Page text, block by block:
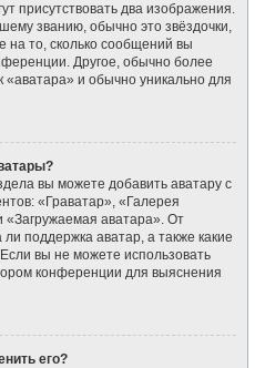
присутствовать два изображения.
званию, обычно это звёздочки,
на то, сколько сообщений вы
Другое, обычно более
«аватара» и обычно уникально для
вы можете добавить аватару с
«Граватар», «Галерея
«Загружаемая аватара». От
поддержка аватар, а также какие
вы не можете использовать
конференции для выяснения
его?